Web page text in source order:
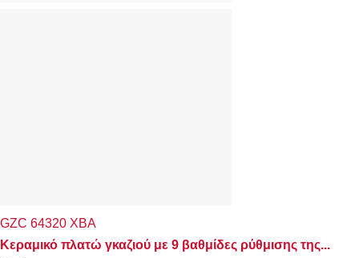
GZC 64320 XBA
Κεραμικό πλατώ γκαζιού με 9 βαθμίδες ρύθμισης της...